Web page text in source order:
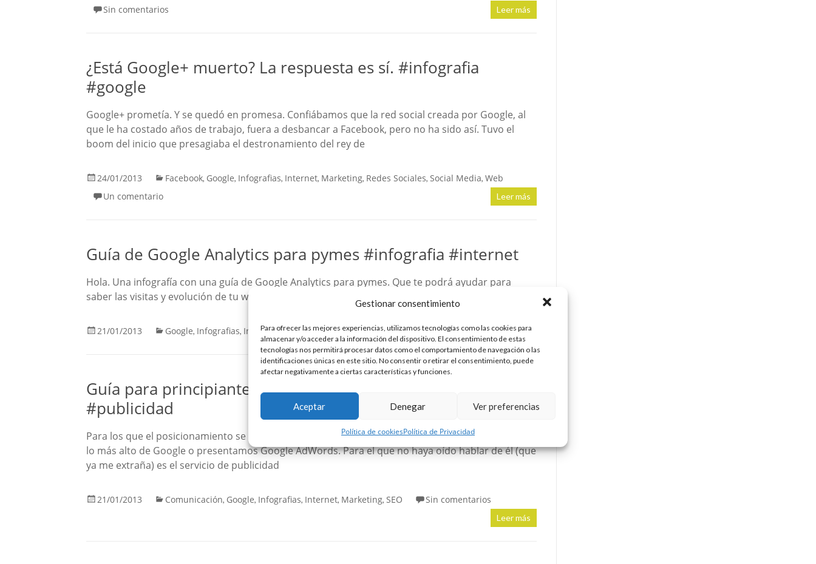
Gestionar consentimiento
Para ofrecer las mejores experiencias, utilizamos tecnologías como las cookies para
almacenar y/o acceder a la información del dispositivo. El consentimiento de estas
tecnologías nos permitirá procesar datos como el comportamiento de navegación o las
identificaciones únicas en este sitio. No consentir o retirar el consentimiento, puede
afectar negativamente a ciertas características y funciones.
Aceptar Denegar Ver preferencias
Política de cookiesPolítica de Privacidad
Sin comentarios
Leer más
¿Está Google+ muerto? La respuesta es sí. #infografia
#google
Google+ prometía. Y se quedó en promesa. Confiábamos que la red social creada por Google, al
que le ha costado años de trabajo, fuera a desbancar a Facebook, pero no ha sido así. Tuvo el
boom del inicio que presagiaba el destronamiento del rey de
24/01/2013 Facebook, Google, Infografias, Internet, Marketing, Redes Sociales, Social Media, Web
Un comentario
Leer más
Guía de Google Analytics para pymes #infografia #internet
Hola. Una infografía con una guía de Google Analytics para pymes. Que te podrá ayudar para
saber las visitas y evolución de tu web. Muy interesante. Un saludo.
21/01/2013 Google, Infografias, Internet ,Software Sin comentarios Leer más
Guía para principiantes de Google AdWords. #infografia
#publicidad
Para los que el posicionamiento se les hace muy duro, o los que en poco tiempo quieren llegar a
lo más alto de Google o presentamos Google AdWords. Para el que no haya oído hablar de él (que
ya me extraña) es el servicio de publicidad
21/01/2013 Comunicación, Google, Infografias, Internet, Marketing, SEO Sin comentarios
Leer más